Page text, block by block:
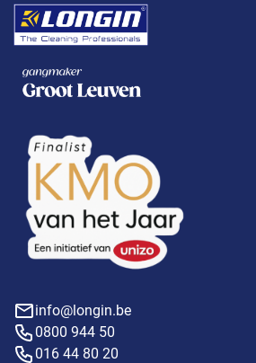
info@longin.be
0800 944 50
016 44 80 20